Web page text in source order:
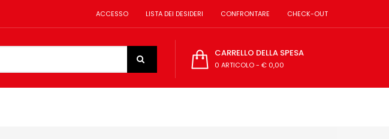
ACCESSO LISTA DEI DESIDERI CONFRONTARE CHECK-OUT
CARRELLO DELLA SPESA
0 ARTICOLO- € 0,00